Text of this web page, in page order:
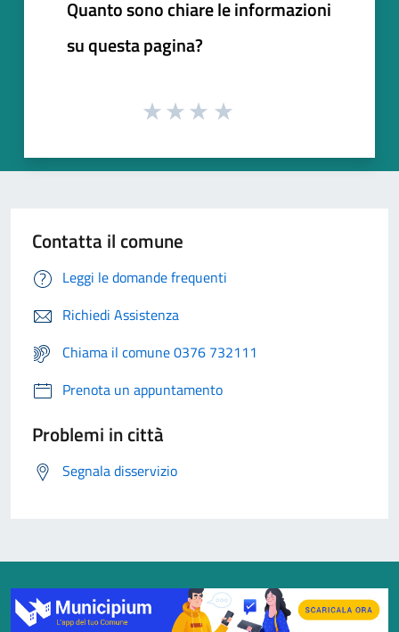
Quanto sono chiare le informazioni
su questa pagina?
Contatta il comune
Leggi le domande frequenti
Richiedi Assistenza
Chiama il comune 0376 732111
Prenota un appuntamento
Problemi in città
Segnala disservizio